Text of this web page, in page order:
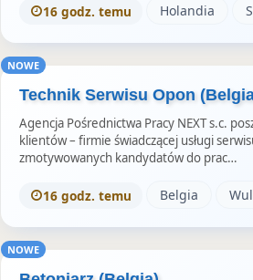
16 godz. temu Holandia
NOWE
Technik Serwisu Opon
Agencja Pośrednictwa Pracy NEXT s.c.
klientów – firmie świadczącej usługi
zmotywowanych kandydatów do prac…
16 godz. temu Belgia
NOWE